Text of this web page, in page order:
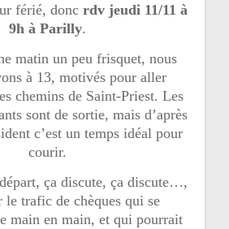
férié, donc rdv jeudi 11/11 à
9h à Parilly.
matin un peu frisquet, nous
à 13, motivés pour aller
chemins de Saint-Priest. Les
sont de sortie, mais d’après
c’est un temps idéal pour
courir.
ça discute, ça discute…,
le trafic de chèques qui se
main en main, et qui pourrait